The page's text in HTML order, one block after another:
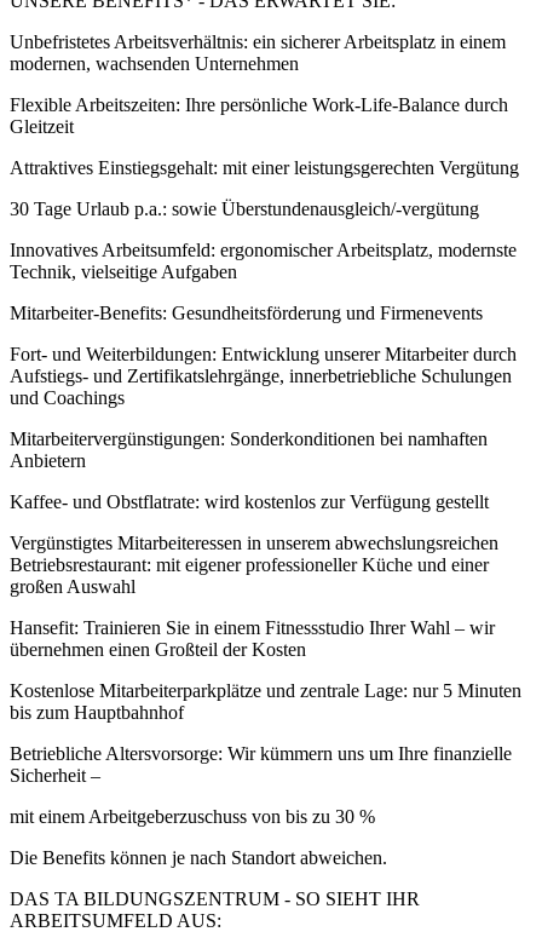
Unbefristetes Arbeitsverhältnis: ein sicherer Arbeitsplatz in einem
modernen, wachsenden Unternehmen
Flexible Arbeitszeiten: Ihre persönliche Work-Life-Balance durch
Gleitzeit
Attraktives Einstiegsgehalt: mit einer leistungsgerechten Vergütung
30 Tage Urlaub p.a.: sowie Überstundenausgleich/-vergütung
Innovatives Arbeitsumfeld: ergonomischer Arbeitsplatz, modernste
Technik, vielseitige Aufgaben
Mitarbeiter-Benefits: Gesundheitsförderung und Firmenevents
Fort- und Weiterbildungen: Entwicklung unserer Mitarbeiter durch
Aufstiegs- und Zertifikatslehrgänge, innerbetriebliche Schulungen
und Coachings
Mitarbeitervergünstigungen: Sonderkonditionen bei namhaften
Anbietern
Kaffee- und Obstflatrate: wird kostenlos zur Verfügung gestellt
Vergünstigtes Mitarbeiteressen in unserem abwechslungsreichen
Betriebsrestaurant: mit eigener professioneller Küche und einer
großen Auswahl
Hansefit: Trainieren Sie in einem Fitnessstudio Ihrer Wahl – wir
übernehmen einen Großteil der Kosten
Kostenlose Mitarbeiterparkplätze und zentrale Lage: nur 5 Minuten
bis zum Hauptbahnhof
Betriebliche Altersvorsorge: Wir kümmern uns um Ihre finanzielle
Sicherheit –
mit einem Arbeitgeberzuschuss von bis zu 30 %
Die Benefits können je nach Standort abweichen.
DAS TA BILDUNGSZENTRUM - SO SIEHT IHR
ARBEITSUMFELD AUS: